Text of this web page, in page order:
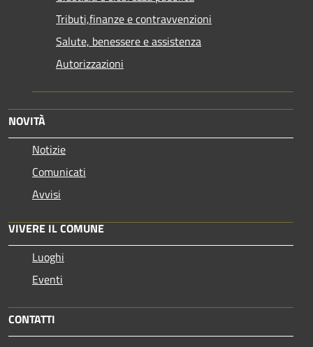
Tributi,finanze e contravvenzioni
Salute, benessere e assistenza
Autorizzazioni
NOVITÀ
Notizie
Comunicati
Avvisi
VIVERE IL COMUNE
Luoghi
Eventi
CONTATTI